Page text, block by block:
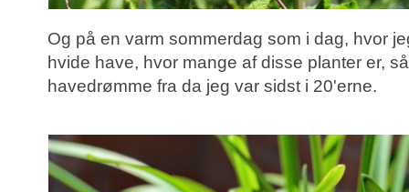
Og på en varm sommerdag som i dag, hvor
hvide have, hvor mange af disse planter er,
havedrømme fra da jeg var sidst i 20'erne.